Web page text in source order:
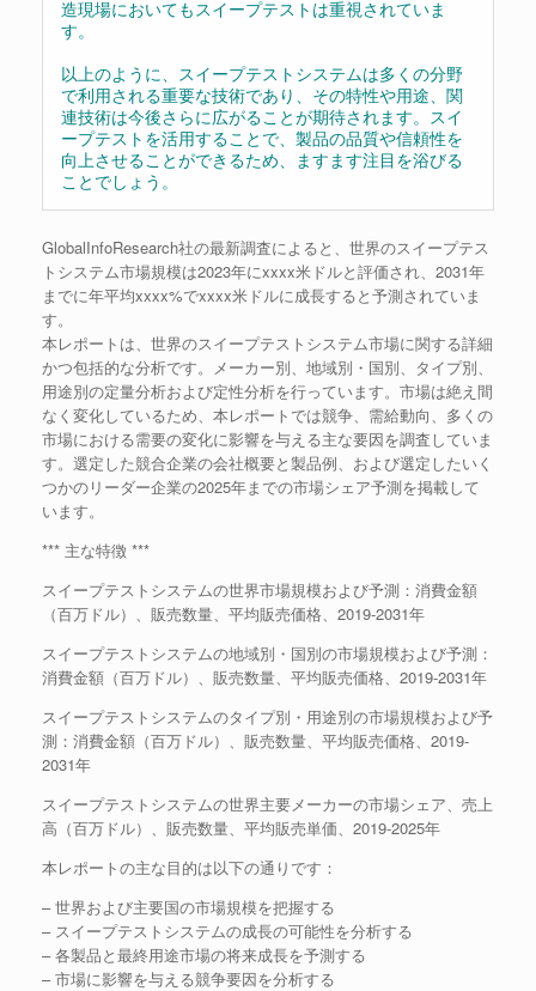
造現場においてもスイープテストは重視されていま
す。
以上のように、スイープテストシステムは多くの分野
で利用される重要な技術であり、その特性や用途、関
連技術は今後さらに広がることが期待されます。スイ
ープテストを活用することで、製品の品質や信頼性を
向上させることができるため、ますます注目を浴びる
ことでしょう。
GlobalInfoResearch社の最新調査によると、世界のスイープテス
トシステム市場規模は2023年にxxxx米ドルと評価され、2031年
までに年平均xxxx%でxxxx米ドルに成長すると予測されていま
す。
本レポートは、世界のスイープテストシステム市場に関する詳細
かつ包括的な分析です。メーカー別、地域別・国別、タイプ別、
用途別の定量分析および定性分析を行っています。市場は絶え間
なく変化しているため、本レポートでは競争、需給動向、多くの
市場における需要の変化に影響を与える主な要因を調査していま
す。選定した競合企業の会社概要と製品例、および選定したいく
つかのリーダー企業の2025年までの市場シェア予測を掲載して
います。
*** 主な特徴 ***
スイープテストシステムの世界市場規模および予測：消費金額
（百万ドル）、販売数量、平均販売価格、2019-2031年
スイープテストシステムの地域別・国別の市場規模および予測：
消費金額（百万ドル）、販売数量、平均販売価格、2019-2031年
スイープテストシステムのタイプ別・用途別の市場規模および予
測：消費金額（百万ドル）、販売数量、平均販売価格、2019-
2031年
スイープテストシステムの世界主要メーカーの市場シェア、売上
高（百万ドル）、販売数量、平均販売単価、2019-2025年
本レポートの主な目的は以下の通りです：
– 世界および主要国の市場規模を把握する
– スイープテストシステムの成長の可能性を分析する
– 各製品と最終用途市場の将来成長を予測する
– 市場に影響を与える競争要因を分析する